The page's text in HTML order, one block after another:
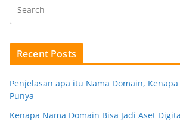
Recent Posts
Penjelasan apa itu Nama Domain,
Punya
Kenapa Nama Domain Bisa Jadi Aset